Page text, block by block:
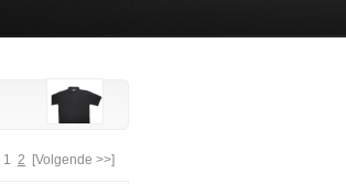
1 2 [Volgende >>]